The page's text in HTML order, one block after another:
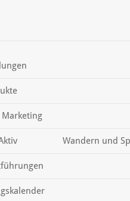
Marketing
Wandern und